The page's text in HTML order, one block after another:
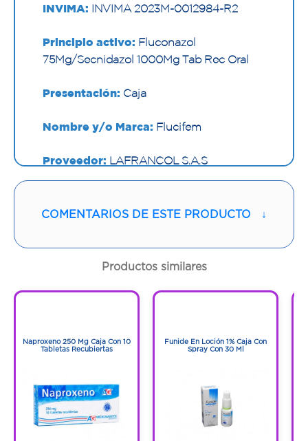
INVIMA: INVIMA 2023M-0012984-R2
Principio activo: Fluconazol
75Mg/Secnidazol 1000Mg Tab Rec Oral
Presentación: Caja
Nombre y/o Marca: Flucifem
Proveedor: LAFRANCOL S.A.S
4 Tabletas
Código:1254036
COMENTARIOS DE ESTE PRODUCTO ↓
Productos similares
Naproxeno 250 Mg Caja Con 10
Tabletas Recubiertas
Funide En Loción 1% Caja Con
Spray Con 30 Ml